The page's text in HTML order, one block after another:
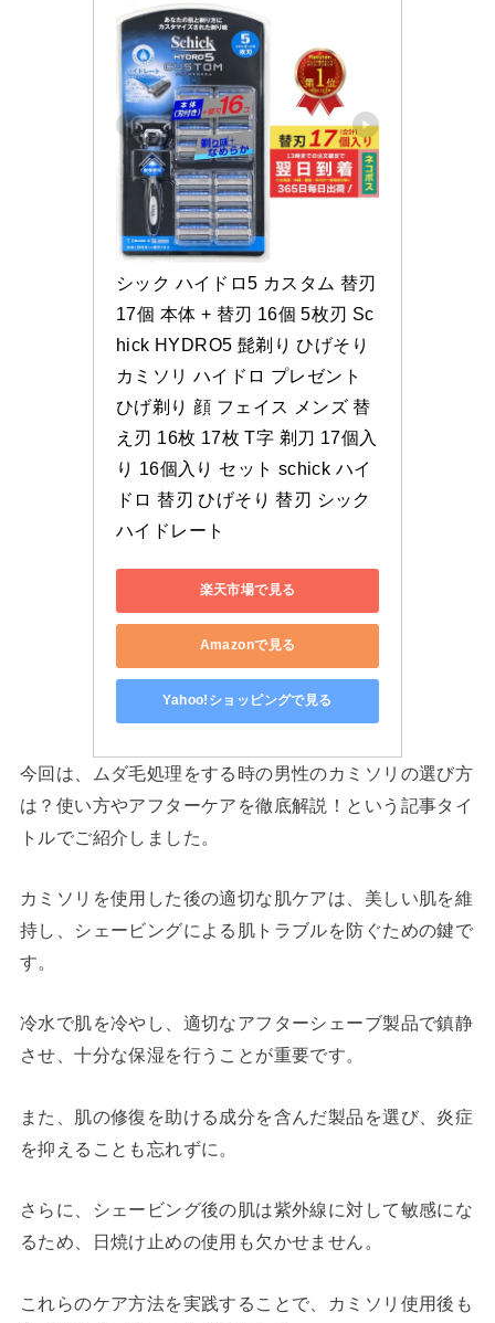
シック ハイドロ5 カスタム 替刃
17個 本体 + 替刃 16個 5枚刃 Sc
hick HYDRO5 髭剃り ひげそり
カミソリ ハイドロ プレゼント
ひげ剃り 顔 フェイス メンズ 替
え刃 16枚 17枚 T字 剃刀 17個入
り 16個入り セット schick ハイ
ドロ 替刃 ひげそり 替刃 シック
ハイドレート
楽天市場で見る
Amazonで見る
Yahoo!ショッピングで見る
今回は、ムダ毛処理をする時の男性のカミソリの選び方
は？使い方やアフターケアを徹底解説！という記事タイ
トルでご紹介しました。
カミソリを使用した後の適切な肌ケアは、美しい肌を維
持し、シェービングによる肌トラブルを防ぐための鍵で
す。
冷水で肌を冷やし、適切なアフターシェーブ製品で鎮静
させ、十分な保湿を行うことが重要です。
また、肌の修復を助ける成分を含んだ製品を選び、炎症
を抑えることも忘れずに。
さらに、シェービング後の肌は紫外線に対して敏感にな
るため、日焼け止めの使用も欠かせません。
これらのケア方法を実践することで、カミソリ使用後も